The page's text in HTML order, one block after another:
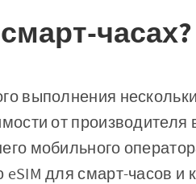
часах?
выполнения
от
мобильного
для смарт-часов и